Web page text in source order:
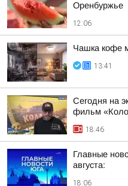
Оренбуржье
12:06
Чашка кофе
13:41
Сегодня на
фильм
18:46
Главные
августа:
18:06